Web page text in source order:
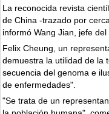
La reconocida revista
de China -trazado por
informó Wang Jian, jefe
Felix Cheung, un
demuestra la utilidad de la
secuencia del genoma e
de enfermedades".
"Se trata de un